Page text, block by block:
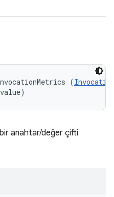
(
anahtar/değer çifti